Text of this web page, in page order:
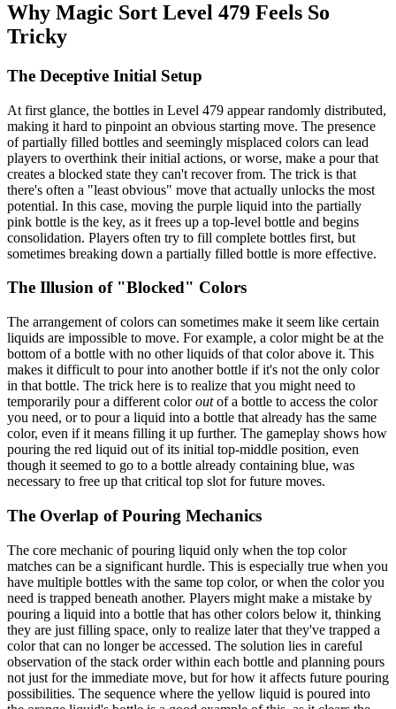
Why Magic Sort Level 479 Feels So
Tricky
The Deceptive Initial Setup
At first glance, the bottles in Level 479 appear randomly distributed,
making it hard to pinpoint an obvious starting move. The presence
of partially filled bottles and seemingly misplaced colors can lead
players to overthink their initial actions, or worse, make a pour that
creates a blocked state they can't recover from. The trick is that
there's often a "least obvious" move that actually unlocks the most
potential. In this case, moving the purple liquid into the partially
pink bottle is the key, as it frees up a top-level bottle and begins
consolidation. Players often try to fill complete bottles first, but
sometimes breaking down a partially filled bottle is more effective.
The Illusion of "Blocked" Colors
The arrangement of colors can sometimes make it seem like certain
liquids are impossible to move. For example, a color might be at the
bottom of a bottle with no other liquids of that color above it. This
makes it difficult to pour into another bottle if it's not the only color
in that bottle. The trick here is to realize that you might need to
temporarily pour a different coloroutof a bottle to access the color
you need, or to pour a liquid into a bottle that already has the same
color, even if it means filling it up further. The gameplay shows how
pouring the red liquid out of its initial top-middle position, even
though it seemed to go to a bottle already containing blue, was
necessary to free up that critical top slot for future moves.
The Overlap of Pouring Mechanics
The core mechanic of pouring liquid only when the top color
matches can be a significant hurdle. This is especially true when you
have multiple bottles with the same top color, or when the color you
need is trapped beneath another. Players might make a mistake by
pouring a liquid into a bottle that has other colors below it, thinking
they are just filling space, only to realize later that they've trapped a
color that can no longer be accessed. The solution lies in careful
observation of the stack order within each bottle and planning pours
not just for the immediate move, but for how it affects future pouring
possibilities. The sequence where the yellow liquid is poured into